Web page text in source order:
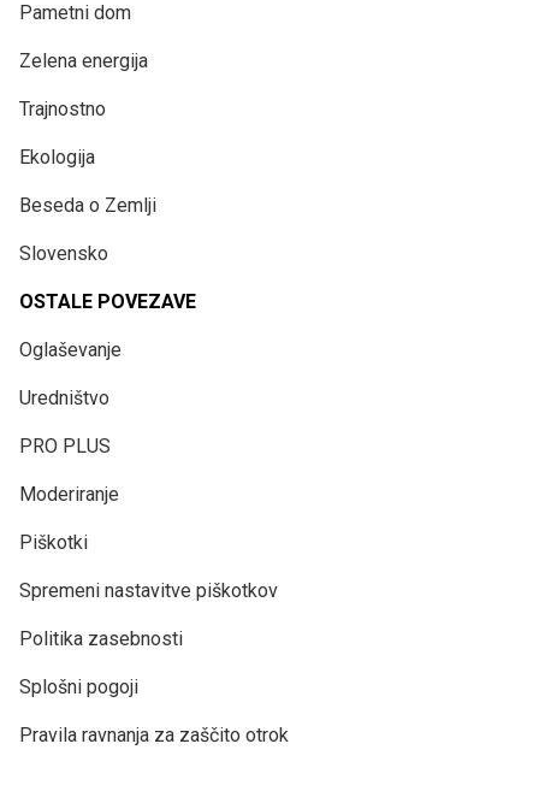
Pametni dom
Zelena energija
Trajnostno
Ekologija
Beseda o Zemlji
Slovensko
OSTALE POVEZAVE
Oglaševanje
Uredništvo
PRO PLUS
Moderiranje
Piškotki
Spremeni nastavitve piškotkov
Politika zasebnosti
Splošni pogoji
Pravila ravnanja za zaščito otrok